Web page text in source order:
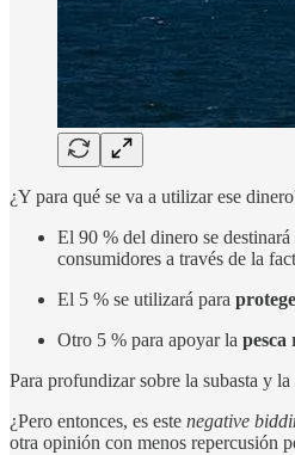
¿Y para qué se va a utilizar ese
El 90 % del dinero se destinará
consumidores a través de la
El 5 % se utilizará para
Otro 5 % para apoyar la pesca
Para profundizar sobre la subasta y
¿Pero entonces, es este negative
otra opinión con menos repercusión